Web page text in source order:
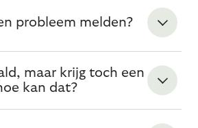
probleem melden?
maar krijg toch een
kan dat?